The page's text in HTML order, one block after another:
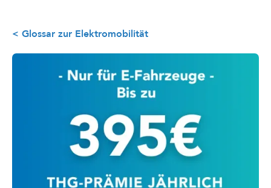
< Glossar zur Elektromobilität